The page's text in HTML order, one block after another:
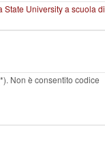
University a scuola di
Non è consentito codice